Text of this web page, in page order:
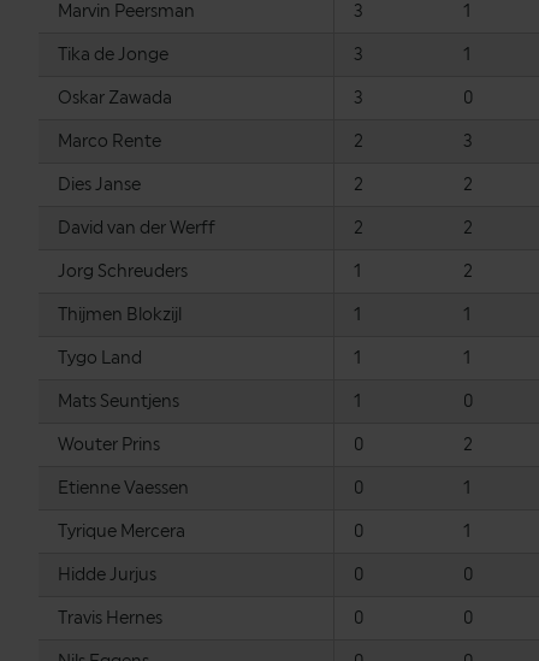
Marvin Peersman 3 1
Tika de Jonge 3 1
Oskar Zawada 3 0
Marco Rente 2 3
Dies Janse 2 2
David van der Werff 2 2
Jorg Schreuders 1 2
Thijmen Blokzijl 1 1
Tygo Land 1 1
Mats Seuntjens 1 0
Wouter Prins 0 2
Etienne Vaessen 0 1
Tyrique Mercera 0 1
Hidde Jurjus 0 0
Travis Hernes 0 0